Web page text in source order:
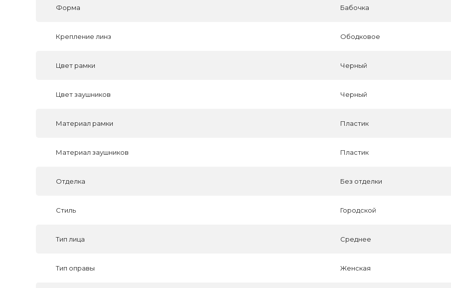
Форма Бабочка
Крепление линз Ободковое
Цвет рамки Черный
Цвет заушников Черный
Материал рамки Пластик
Материал заушников Пластик
Отделка Без отделки
Стиль Городской
Тип лица Среднее
Тип оправы Женская